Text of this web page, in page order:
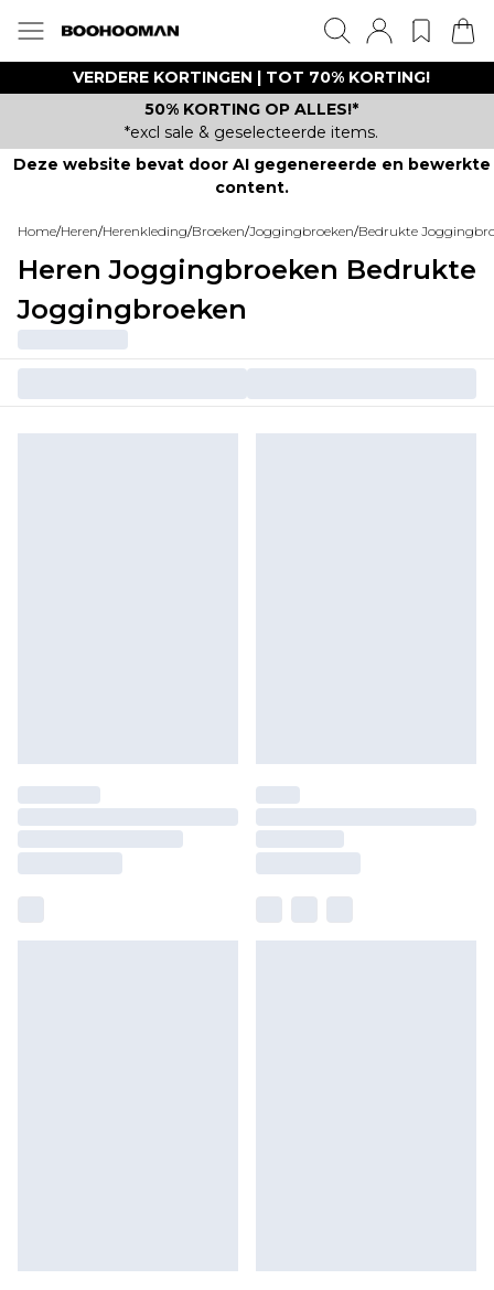
VERDERE KORTINGEN | TOT 70% KORTING!
50% KORTING OP ALLES!*
*excl sale & geselecteerde items.
Deze website bevat door AI gegenereerde en bewerkte
content.
Home/Heren/Herenkleding/Broeken/Joggingbroeken/Bedrukte
Heren Joggingbroeken Bedrukte
Joggingbroeken